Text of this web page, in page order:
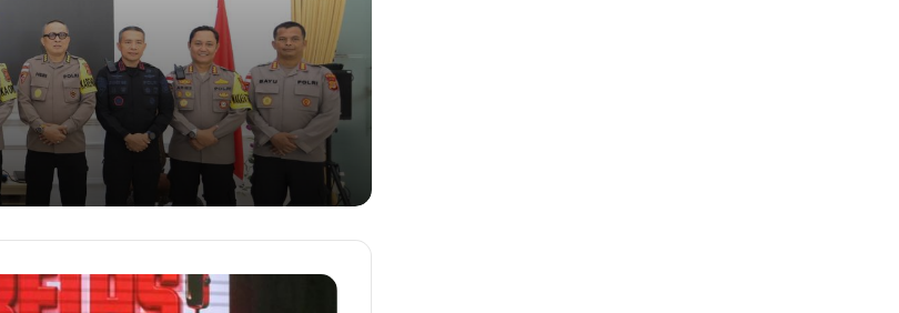
Cara Mengaktifkan Fitur GB WhatsApp
Humasmaluku di Android
BSI Fasilitasi Penukaran Uang Rusak
Milik Korban Bencana di Aceh
Aceh dan Sumut Berbagi Pengalaman
Polda Aceh Ungkap 46 Kasus